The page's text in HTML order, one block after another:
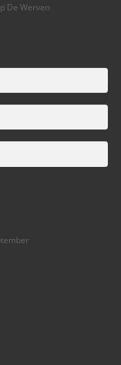
De Werven